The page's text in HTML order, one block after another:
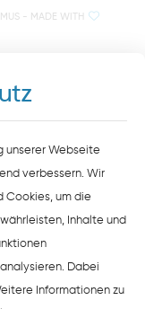
- MADE WITH
unserer Webseite
verbessern. Wir
Cookies, um die
Inhalte und
Dabei
Informationen zu